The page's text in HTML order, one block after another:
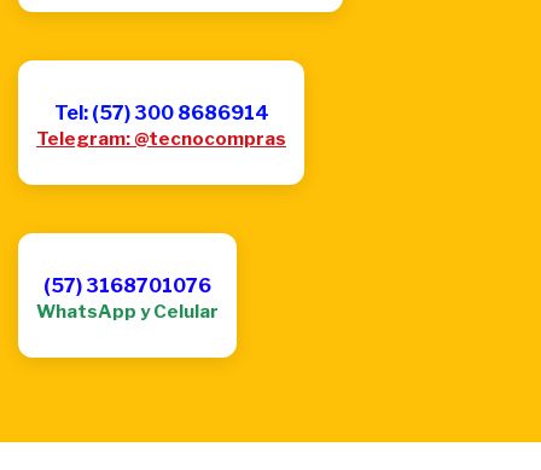
Tel: (57) 300 8686914
Telegram: @tecnocompras
(57) 3168701076
WhatsApp y Celular